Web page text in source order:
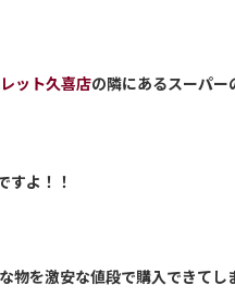
ット久喜店の隣にあるスーパー
すよ！！
物を激安な値段で購入できてし